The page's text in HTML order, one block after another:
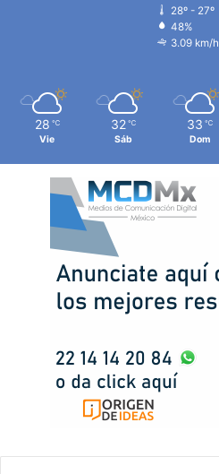
28º - 27º
48%
3.09 km/h
28 ℃
Vie
32 ℃
Sáb
33 ℃
Dom